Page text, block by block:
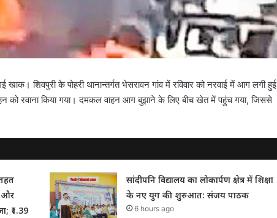
शिवपुरी के पोहरी थानान्तर्गत भेसरावन गांव में रविवार को नरवाई में आग लगी हुई
को रवाना किया गया। दमकल वाहन आग बुझाने के लिए बीच खेत में पहुंच गया, जिससे
और
₹1.39
सांदीपनि विद्यालय का लोकार्पण क्षेत्र में शिक्षा
के नए युग की शुरुआत: संजय पाठक
6 hours ago